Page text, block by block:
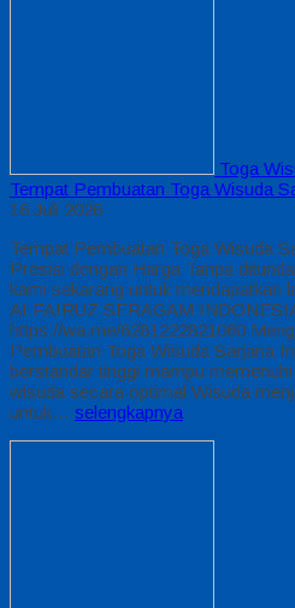
Toga
Tempat Pembuatan Toga Wisuda
16 Juli 2026
Tempat Pembuatan Toga Wisuda
Presisi dengan Harga Tanpa
kami sekarang untuk mendapatkan
ALFAIRUZ SERAGAM
https://wa.me/6281222821060
Pembuatan Toga Wisuda Sarjana
berstandar tinggi mampu
wisuda secara optimal Wisuda
untuk… selengkapnya